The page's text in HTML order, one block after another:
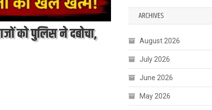
को पुलिस ने दबोचा,
ARCHIVES
August 2026
July 2026
June 2026
May 2026